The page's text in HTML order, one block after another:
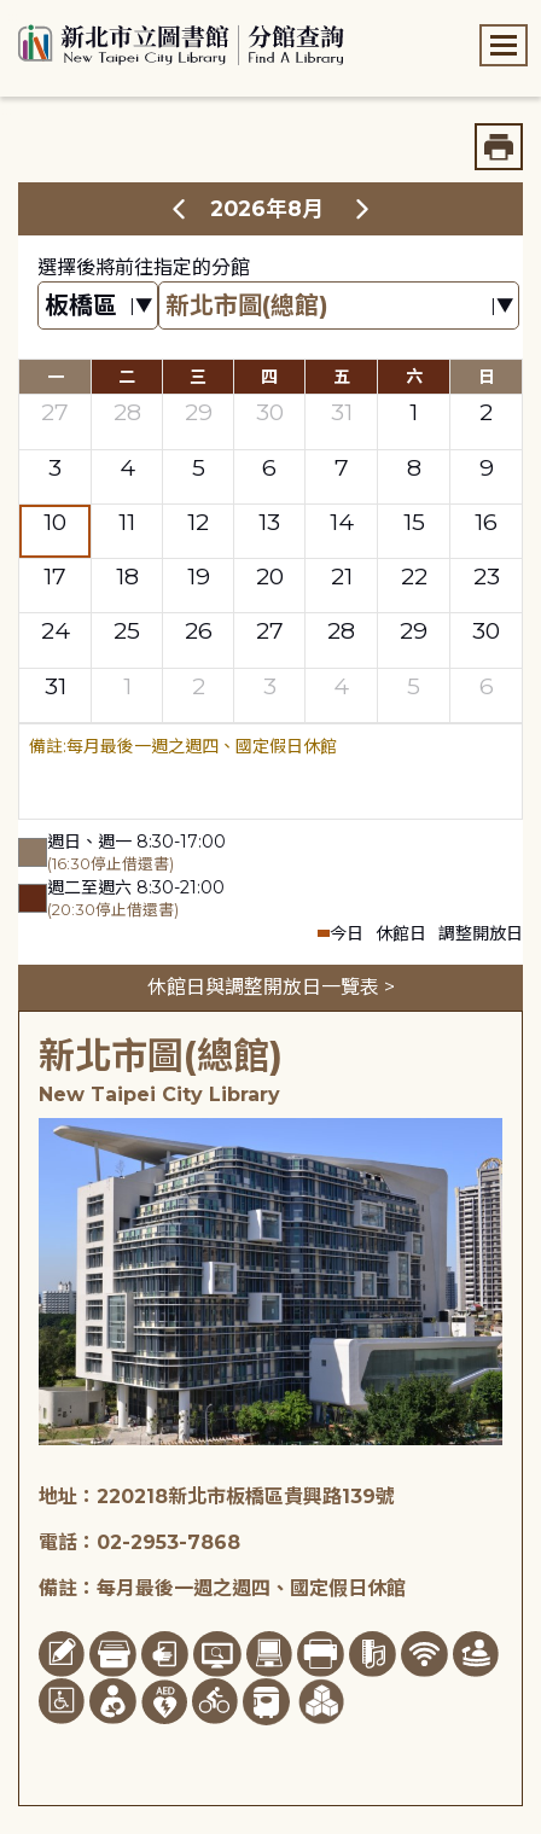
2026年8月
選擇後將前往指定的分館
一 二 三 四 五 六 日
27 28 29 30 31 1
2
3
4 5 6 7 8
9
10
11 12 13 14 15
16
17
18 19 20 21 22
23
24
25 26 27 28 29
30
31
1 2 3 4 5 6
每月最後一週之週四、國定假日休館
週日、週一 8:30-17:00
(16:30停止借還書)
週二至週六 8:30-21:00
(20:30停止借還書)
今日 休館日 調整開放日
休館日與調整開放日一覽表 >
新北市圖(總館)
New Taipei City Library
地址：220218新北市板橋區貴興路139號
電話：02-2953-7868
備註：每月最後一週之週四、國定假日休館